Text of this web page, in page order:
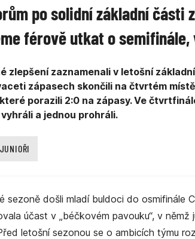
po solidní základní části
férově utkat o
zlepšení zaznamenali v letošní
zápasech skončili na čtvrtém
porazili 2:0 na zápasy. Ve
a jednou prohráli.
sezoně došli mladí buldoci do osmifinále
účast v „béčkovém pavouku“, v
letošní sezonou se o ambicích týmu